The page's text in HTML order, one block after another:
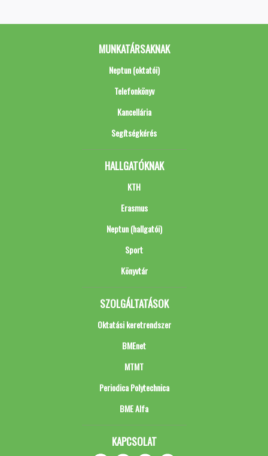
MUNKATÁRSAKNAK
Neptun (oktatói)
Telefonkönyv
Kancellária
Segítségkérés
HALLGATÓKNAK
KTH
Erasmus
Neptun (hallgatói)
Sport
Könyvtár
SZOLGÁLTATÁSOK
Oktatási keretrendszer
BMEnet
MTMT
Periodica Polytechnica
BME Alfa
KAPCSOLAT